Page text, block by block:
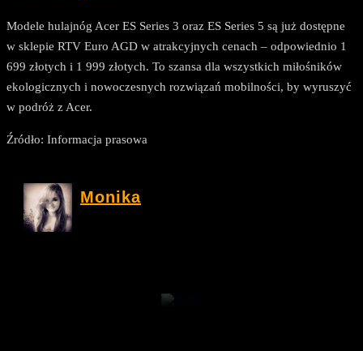
Modele hulajnóg Acer ES Series 3 oraz ES Series 5 są już dostępne
w sklepie RTV Euro AGD w atrakcyjnych cenach – odpowiednio 1
699 złotych i 1 999 złotych. To szansa dla wszystkich miłośników
ekologicznych i nowoczesnych rozwiązań mobilności, by wyruszyć
w podróż z Acer.
Źródło: Informacja prasowa
Monika